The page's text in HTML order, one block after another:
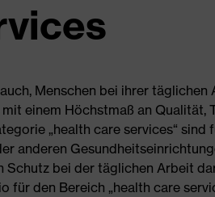
Menschen bei ihrer täglichen
einem Höchstmaß an Qualität,
„health care services“ sind
anderen
bei der täglichen Arbeit
den Bereich „health care